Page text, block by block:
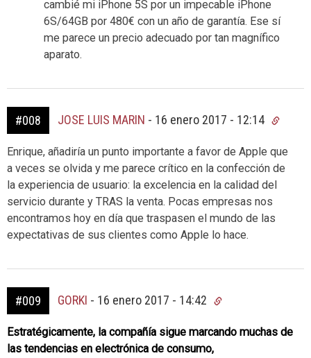
cambié mi iPhone 5S por un impecable iPhone
6S/64GB por 480€ con un año de garantía. Ese sí
me parece un precio adecuado por tan magnífico
aparato.
#008 JOSE LUIS MARIN - 16 enero 2017 - 12:14
Enrique, añadiría un punto importante a favor de Apple que
a veces se olvida y me parece crítico en la confección de
la experiencia de usuario: la excelencia en la calidad del
servicio durante y TRAS la venta. Pocas empresas nos
encontramos hoy en día que traspasen el mundo de las
expectativas de sus clientes como Apple lo hace.
#009 GORKI - 16 enero 2017 - 14:42
Estratégicamente, la compañía sigue marcando muchas de
las tendencias en electrónica de consumo,